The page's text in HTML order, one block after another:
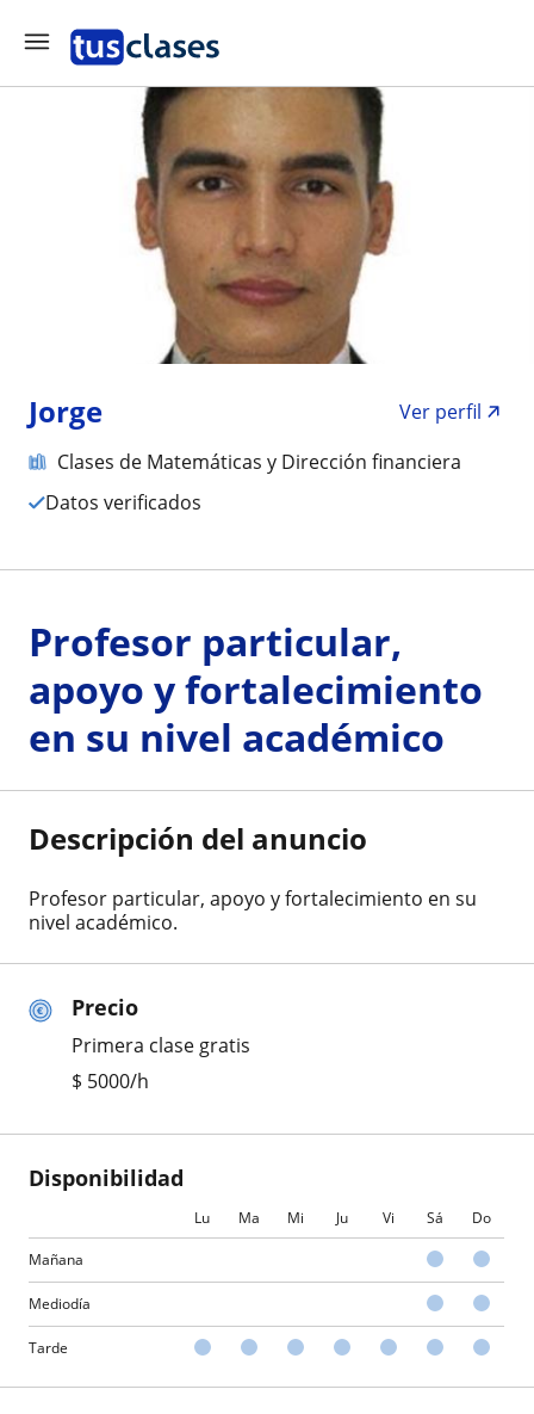
Jorge
Ver perfil
Clases de Matemáticas y Dirección financiera
Datos verificados
Precio
Primera clase gratis
$ 5000/h
Disponibilidad
Lu Ma Mi Ju Vi Sá Do
Mañana
Mediodía
Tarde
Profesor particular,
apoyo y fortalecimiento
en su nivel académico
Descripción del anuncio
Profesor particular, apoyo y fortalecimiento en su
nivel académico.